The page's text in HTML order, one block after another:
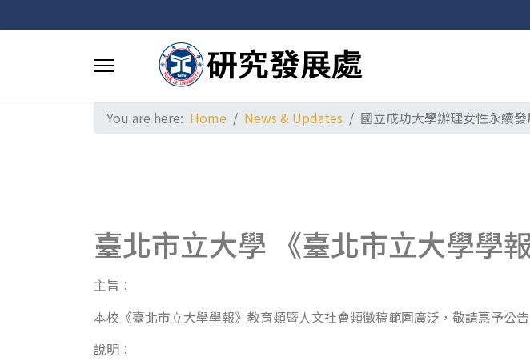
You are here: Home News & Updates 國立成功大學辦理女性永續
臺北市立大學 《臺北市立大學學
主旨：
本校《臺北市立大學學報》教育類暨人文社會類徵稿範圍廣泛，敬請惠予公
說明：